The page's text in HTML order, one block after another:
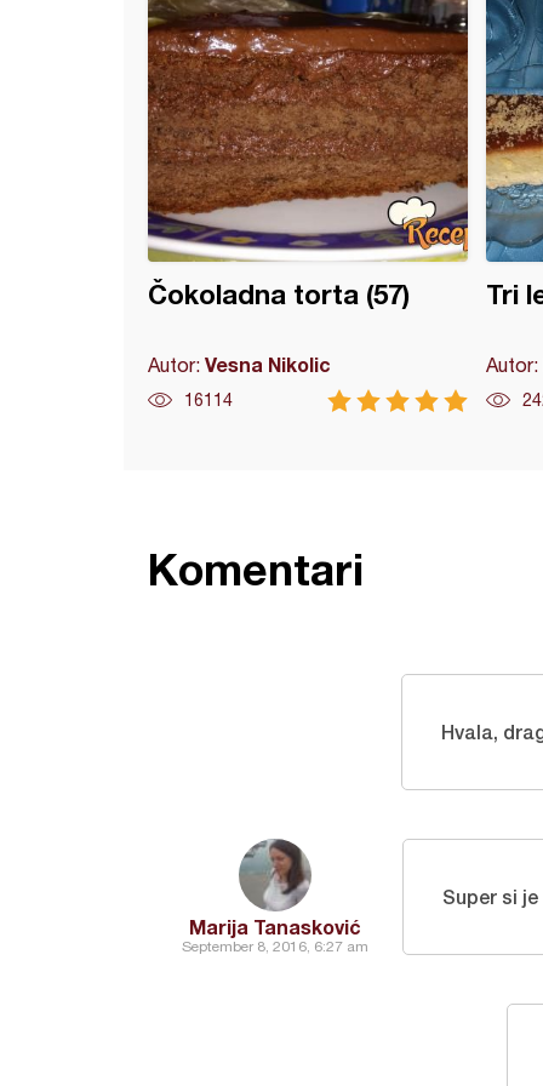
Čokoladna torta (57)
Autor: Vesna Nikolic
16114
Tri
Autor:
Komentari
Hvala,
Marija Tanasković
September 8, 2016, 6:27 am
Super si